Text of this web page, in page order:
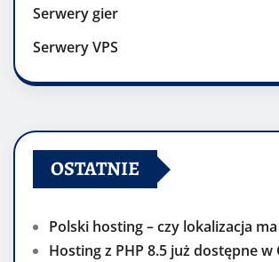
Serwery gier
Serwery VPS
OSTATNIE
Polski hosting – czy lokalizacja
Hosting z PHP 8.5 już dostępne w